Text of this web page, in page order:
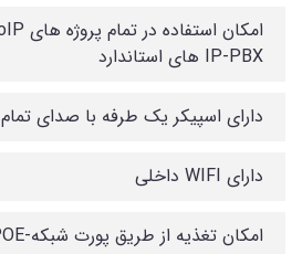
IP-PBX های استاندارد
دارای اسپیکر یک طرفه با صدای تمام HD و شفاف و بلند
دارای WIFI داخلی
امکان تغذیه از طریق پورت شبکه-POE